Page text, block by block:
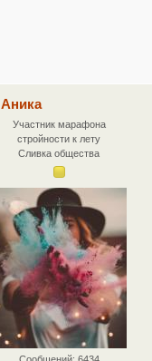
Аника
Участник марафона
стройности к лету
Сливка общества